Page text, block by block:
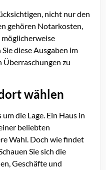
nicht nur den
gehören Notarkosten,
diese Ausgaben im
Überraschungen zu
wählen
die Lage. Ein Haus in
beliebten
Wahl. Doch wie findet
Sie sich die
Geschäfte und